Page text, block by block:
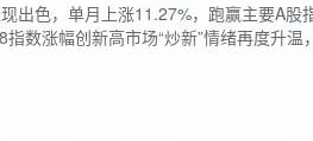
出色，单月上涨11.27%，跑赢主要A
数涨幅创新高市场“炒新”情绪再度升